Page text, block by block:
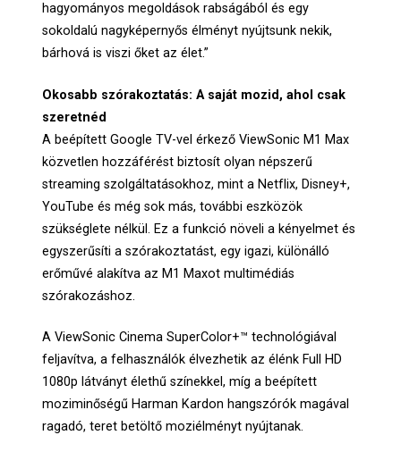
hagyományos megoldások rabságából és egy
sokoldalú nagyképernyős élményt nyújtsunk nekik,
bárhová is viszi őket az élet.”
Okosabb szórakoztatás: A saját mozid, ahol csak
szeretnéd
A beépített Google TV-vel érkező ViewSonic M1 Max
közvetlen hozzáférést biztosít olyan népszerű
streaming szolgáltatásokhoz, mint a Netflix, Disney+,
YouTube és még sok más, további eszközök
szükséglete nélkül. Ez a funkció növeli a kényelmet és
egyszerűsíti a szórakoztatást, egy igazi, különálló
erőművé alakítva az M1 Maxot multimédiás
szórakozáshoz.
A ViewSonic Cinema SuperColor+™ technológiával
feljavítva, a felhasználók élvezhetik az élénk Full HD
1080p látványt élethű színekkel, míg a beépített
moziminőségű Harman Kardon hangszórók magával
ragadó, teret betöltő moziélményt nyújtanak.